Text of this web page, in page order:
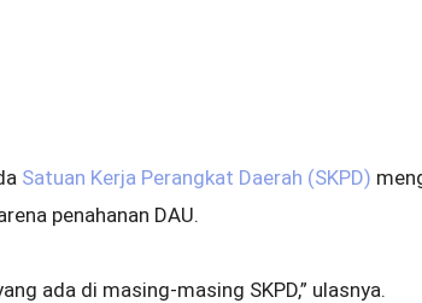
Satuan Kerja Perangkat Daerah (SKPD)
penahanan DAU.
ada di masing-masing SKPD,” ulasnya.